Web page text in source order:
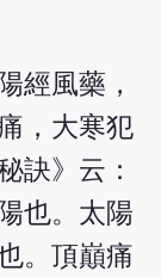
經風藥，
，大寒犯
訣》云：
也。太陽
。頂巔痛